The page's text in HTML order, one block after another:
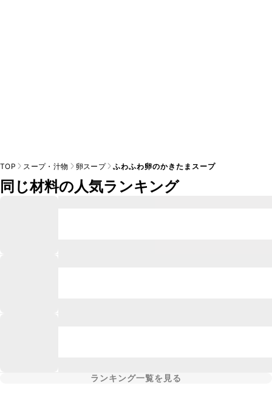
TOP スープ・汁物 卵スープ ふわふわ卵のかきたまスープ
同じ材料の人気ランキング
ランキング一覧を見る